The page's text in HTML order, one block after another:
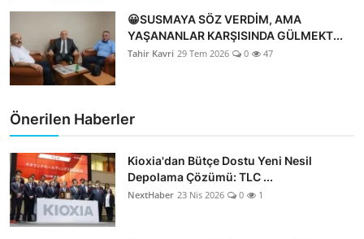
😀SUSMAYA SÖZ VERDİM, AMA
YAŞANANLAR KARŞISINDA GÜLMEKT...
Tahir Kavri 29 Tem 2026 0 47
Önerilen Haberler
Kioxia'dan Bütçe Dostu Yeni Nesil
Depolama Çözümü: TLC ...
NextHaber 23 Nis 2026 0 1